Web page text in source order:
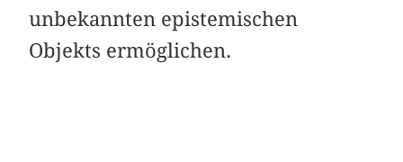
unbekannten epistemischen
Objekts ermöglichen.